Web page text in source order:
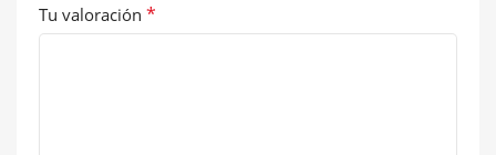
Tu valoración *